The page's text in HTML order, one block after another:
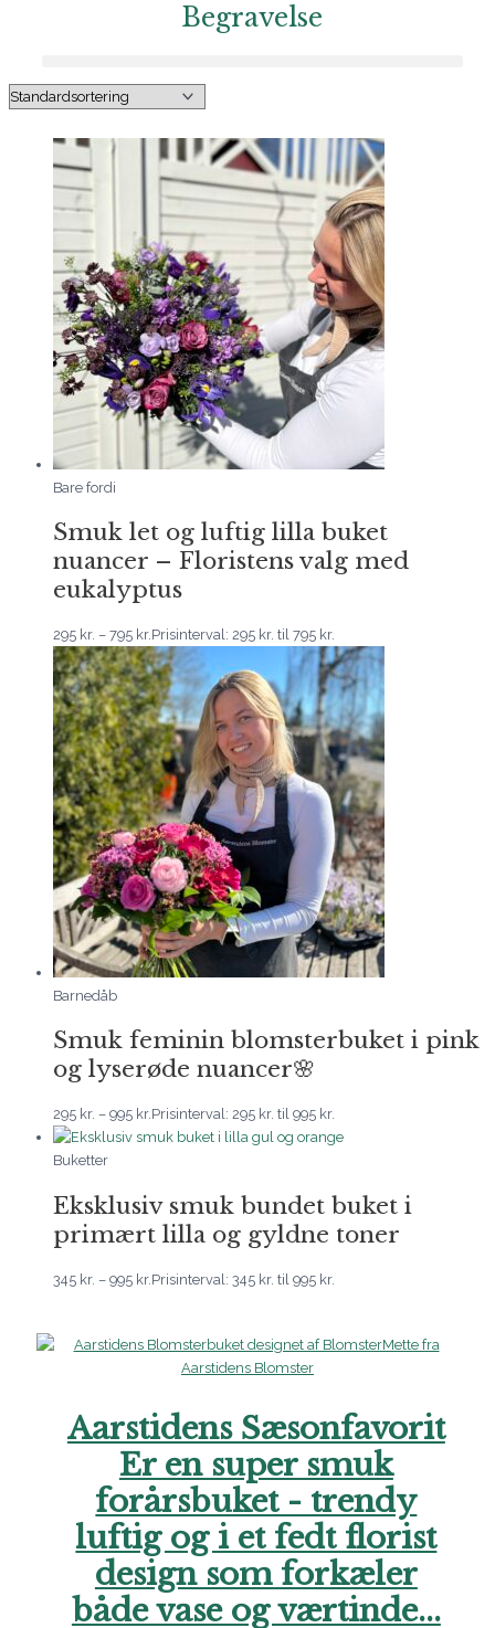
Begravelse
Bare fordi
Smuk let og luftig lilla buket
nuancer – Floristens valg med
eukalyptus
295 kr. – 795 kr. Prisinterval: 295 kr. til 795 kr.
Barnedåb
Smuk feminin blomsterbuket i pink
og lyserøde nuancer🌸
295 kr. – 995 kr.Prisinterval: 295 kr. til 995 kr.
Buketter
Eksklusiv smuk bundet buket i
primært lilla og gyldne toner
345 kr. – 995 kr. Prisinterval: 345 kr. til 995 kr.
Aarstidens Sæsonfavorit
Er en super smuk
forårsbuket - trendy
luftig og i et fedt florist
design som forkæler
både vase og værtinde...